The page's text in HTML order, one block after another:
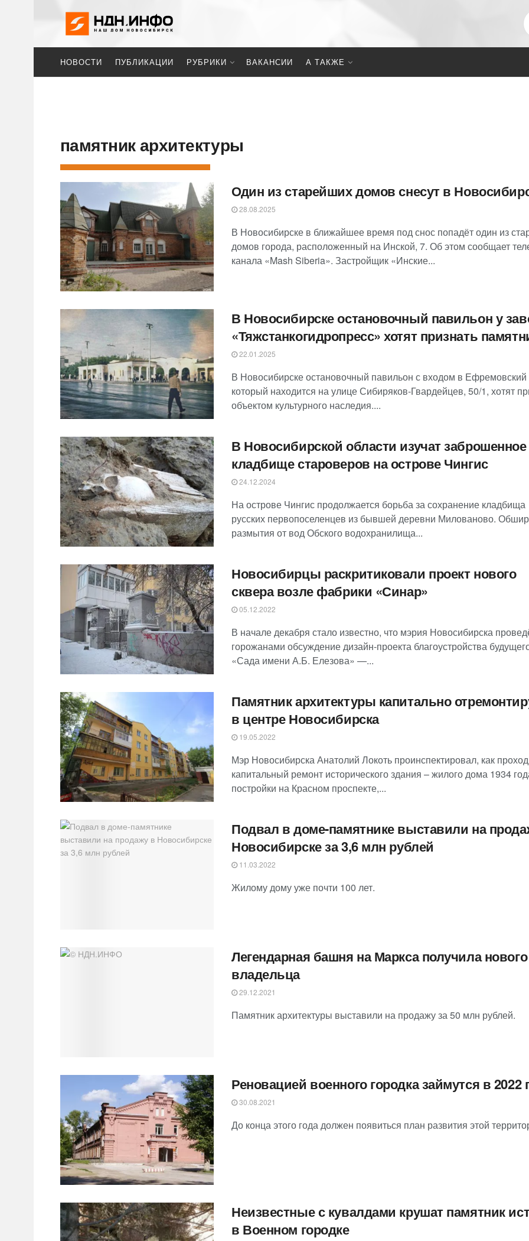
НОВОСТИ ПУБЛИКАЦИИ РУБРИКИ ВАКАНСИИ А ТАКЖЕ
памятник архитектуры
Один из старейших домов снесут в
28.08.2025
В Новосибирске в ближайшее время под снос попадёт один из
домов города, расположенный на Инской, 7. Об этом сообщает
канала «Mash Siberia». Застройщик «Инские...
В Новосибирске остановочный павильон у
«Тяжстанкогидропресс» хотят признать
22.01.2025
В Новосибирске остановочный павильон с входом в Ефремовский
который находится на улице Сибиряков-Гвардейцев, 50/1, хотят
объектом культурного наследия....
В Новосибирской области изучат заброшенное
кладбище староверов на острове Чингис
24.12.2024
На острове Чингис продолжается борьба за сохранение кладбища
русских первопоселенцев из бывшей деревни Милованово.
размытия от вод Обского водохранилища...
Новосибирцы раскритиковали проект нового
сквера возле фабрики «Синар»
05.12.2022
В начале декабря стало известно, что мэрия Новосибирска
горожанами обсуждение дизайн-проекта благоустройства
«Сада имени А.Б. Елезова» —...
Памятник архитектуры капитально
в центре Новосибирска
19.05.2022
Мэр Новосибирска Анатолий Локоть проинспектировал, как
капитальный ремонт исторического здания – жилого дома 1934
постройки на Красном проспекте,...
Подвал в доме-памятнике выставили на
Новосибирске за 3,6 млн рублей
11.03.2022
Жилому дому уже почти 100 лет.
Легендарная башня на Маркса получила нового
владельца
29.12.2021
Памятник архитектуры выставили на продажу за 50 млн рублей.
Реновацией военного городка займутся в 2022
30.08.2021
До конца этого года должен появиться план развития этой
Неизвестные с кувалдами крушат памятник
в Военном городке